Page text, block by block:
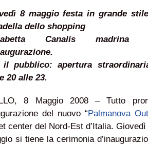
8 maggio festa in grande
dello shopping
Canalis madrina
il pubblico: apertura
20 alle 23.
8 Maggio 2008 – Tutto
del nuovo “Palmanova
center del Nord-Est d’Italia. Giovedì
si tiene la cerimonia